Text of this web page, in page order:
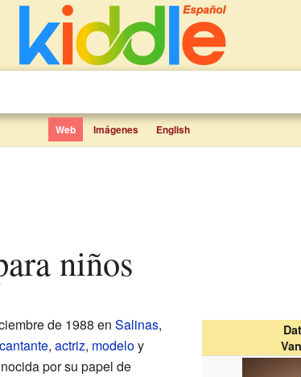
Web Imágenes English
niños
de 1988 en Salinas,
cantante, actriz, modeloy
por su papel de